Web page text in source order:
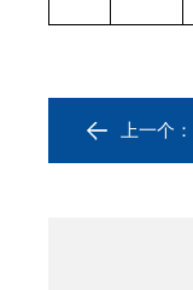
上一个：